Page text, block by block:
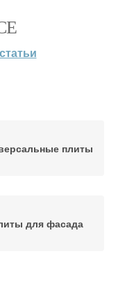
статьи
плиты
для фасада